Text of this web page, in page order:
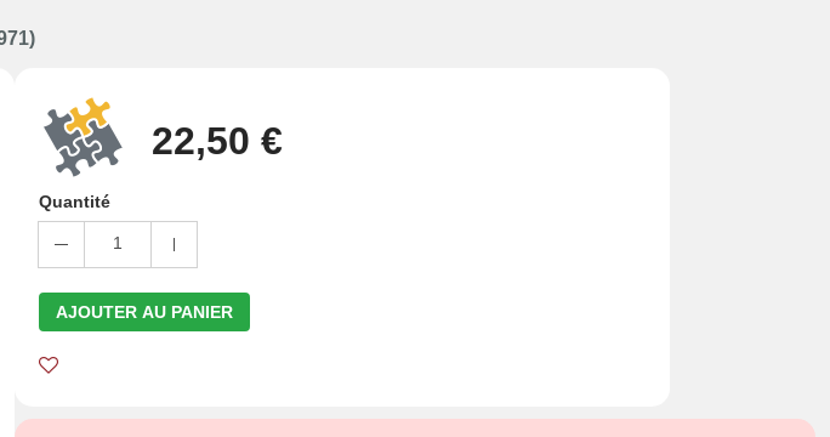
22,50 €
Quantité
1
AJOUTER AU PANIER